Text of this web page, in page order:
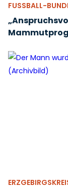
FUSSBALL-